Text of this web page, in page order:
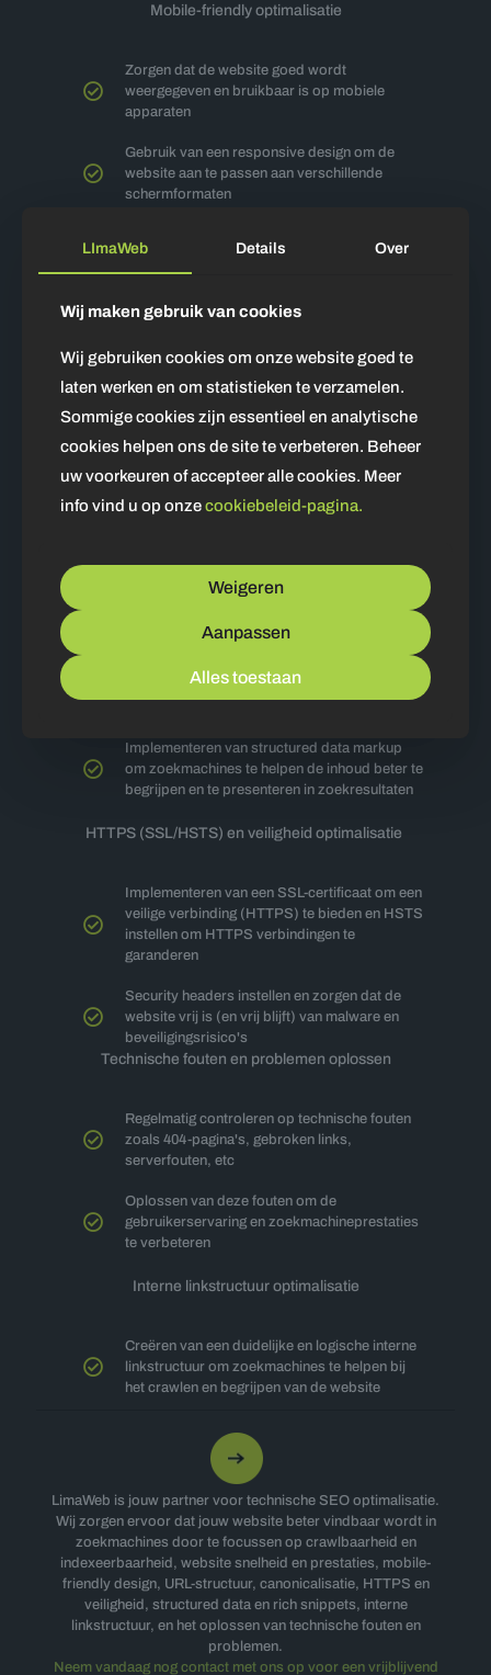
Mobile-friendly optimalisatie
Zorgen dat de website goed wordt
weergegeven en bruikbaar is op mobiele
apparaten
Gebruik van een responsive design om de
website aan te passen aan verschillende
schermformaten
website
URL-structuur optimalisatie
de inhoud van de pagina weerspiegelen. Bij
wijzigingen dienen ook redirects te worden
ingesteld.
Vermijden van dynamische URL's met veel
parameters
Gebruiken van korte en relevante URL's
te laten weten welke versie van een pagina de
voorkeursversie is, vooral bij duplicate
Structured data en rich snippet
Implementeren van structured data markup
om zoekmachines te helpen de inhoud beter te
begrijpen en te presenteren in zoekresultaten
HTTPS (SSL/HSTS) en veiligheid optimalisatie
Implementeren van een SSL-certificaat om een
veilige verbinding (HTTPS) te bieden en HSTS
instellen om HTTPS verbindingen te
garanderen
Security headers instellen en zorgen dat de
website vrij is (en vrij blijft) van malware en
beveiligingsrisico's
Technische fouten en problemen oplossen
Regelmatig controleren op technische fouten
zoals 404-pagina's, gebroken links,
serverfouten, etc
Oplossen van deze fouten om de
gebruikerservaring en zoekmachineprestaties
te verbeteren
Interne linkstructuur optimalisatie
Creëren van een duidelijke en logische interne
linkstructuur om zoekmachines te helpen bij
het crawlen en begrijpen van de website
LimaWeb is jouw partner voor technische SEO optimalisatie.
Wij zorgen ervoor dat jouw website beter vindbaar wordt in
zoekmachines door te focussen op crawlbaarheid en
indexeerbaarheid, website snelheid en prestaties, mobile-
friendly design, URL-structuur, canonicalisatie, HTTPS en
veiligheid, structured data en rich snippets, interne
linkstructuur, en het oplossen van technische fouten en
problemen.
Neem vandaag nog contact met ons op voor een vrijblijvend
LImaWeb Details Over
Wij maken gebruik van cookies
Wij gebruiken cookies om onze website goed te
laten werken en om statistieken te verzamelen.
Sommige cookies zijn essentieel en analytische
cookies helpen ons de site te verbeteren. Beheer
uw voorkeuren of accepteer alle cookies. Meer
info vind u op onzecookiebeleid-pagina.
Weigeren
Aanpassen
Alles toestaan